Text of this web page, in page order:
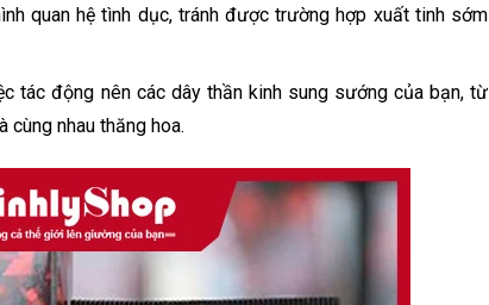
quan hệ tình dục, tránh được trường hợp xuất tinh sớm
tác động nên các dây thần kinh sung sướng của bạn, từ
cùng nhau thăng hoa.